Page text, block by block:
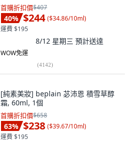
首購折扣價$407
40% $244 ($34.86/10ml)
運費 $195
8/12 星期三 預計送達
WOW免運
(4142)
[純素美妝] beplain 苾沛恩 積雪草醇
霜, 60ml, 1個
首購折扣價$658
63% $238 ($39.67/10ml)
運費 $195